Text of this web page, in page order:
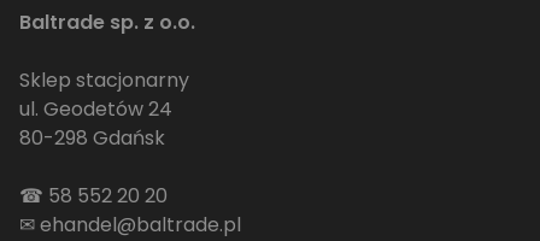
Baltrade sp. z o.o.
Sklep stacjonarny
ul. Geodetów 24
80-298 Gdańsk
☎ 58 552 20 20
✉ehandel@baltrade.pl